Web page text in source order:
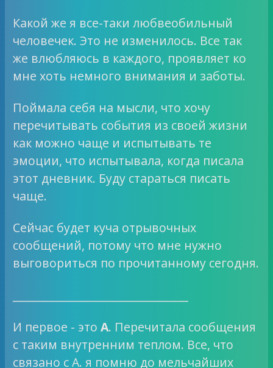
Какой же я все-таки любвеобильный
человечек. Это не изменилось. Все так
же влюбляюсь в каждого, проявляет ко
мне хоть немного внимания и заботы.
Поймала себя на мысли, что хочу
перечитывать события из своей жизни
как можно чаще и испытывать те
эмоции, что испытывала, когда писала
этот дневник. Буду стараться писать
чаще.
Сейчас будет куча отрывочных
сообщений, потому что мне нужно
выговориться по прочитанному сегодня.
И первое - этоА. Перечитала сообщения
с таким внутренним теплом. Все, что
связано с А. я помню до мельчайших